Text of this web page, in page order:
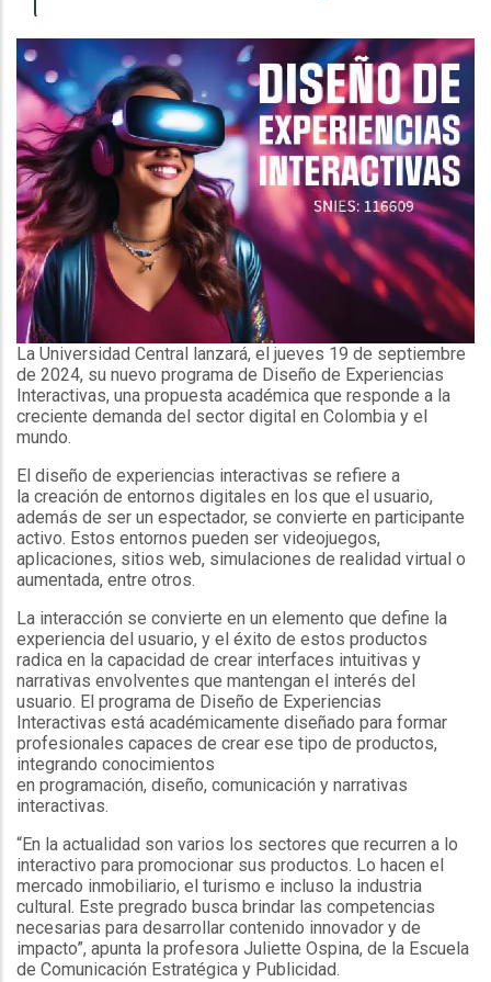
La Universidad Central lanzará, el jueves 19 de septiembre
de 2024, su nuevo programa de Diseño de Experiencias
Interactivas, una propuesta académica que responde a la
creciente demanda del sector digital en Colombia y el
mundo.
El diseño de experiencias interactivas se refiere a
la creación de entornos digitales en los que el usuario,
además de ser un espectador, se convierte en participante
activo. Estos entornos pueden ser videojuegos,
aplicaciones, sitios web, simulaciones de realidad virtual o
aumentada, entre otros.
La interacción se convierte en un elemento que define la
experiencia del usuario, y el éxito de estos productos
radica en la capacidad de crear interfaces intuitivas y
narrativas envolventes que mantengan el interés del
usuario. El programa de Diseño de Experiencias
Interactivas está académicamente diseñado para formar
profesionales capaces de crear ese tipo de productos,
integrando conocimientos
en programación, diseño, comunicación y narrativas
interactivas.
“En la actualidad son varios los sectores que recurren a lo
interactivo para promocionar sus productos. Lo hacen el
mercado inmobiliario, el turismo e incluso la industria
cultural. Este pregrado busca brindar las competencias
necesarias para desarrollar contenido innovador y de
impacto”, apunta la profesora Juliette Ospina, de la Escuela
de Comunicación Estratégica y Publicidad.